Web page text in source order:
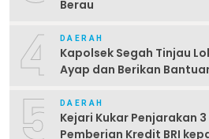
Berau
4 DAERAH
Kapolsek Segah Tinjau
Ayap dan Berikan
5 DAERAH
Kejari Kukar Penjarakan
Pemberian Kredit BRI